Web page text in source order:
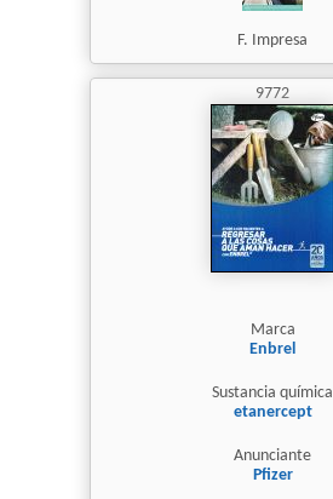
F. Impresa
9772
Marca
Enbrel
Sustancia química
etanercept
Anunciante
Pfizer